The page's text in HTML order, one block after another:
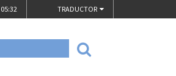
05:32 TRADUCTOR